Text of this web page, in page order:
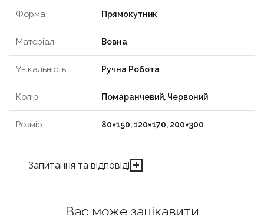
Форма Прямокутник
Матеріал Вовна
Унікальність Ручна Робота
Колір Помаранчевий, Червоний
Розмір 80×150, 120×170, 200×300
Запитання та відповіді
Вас може зацікавити